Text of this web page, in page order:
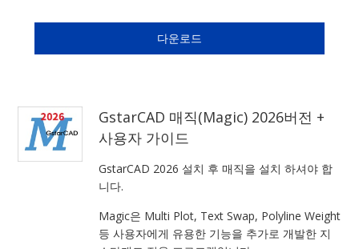
다운로드
GstarCAD 매직(Magic) 2026버전 +
사용자 가이드
GstarCAD 2026 설치 후 매직을 설치 하셔야 합
니다.
Magic은 Multi Plot, Text Swap, Polyline Weight
등 사용자에게 유용한 기능을 추가로 개발한 지